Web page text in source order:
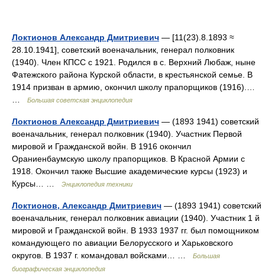
Локтионов Александр Дмитриевич — [11(23).8.1893 ≈
28.10.1941], советский военачальник, генерал полковник
(1940). Член КПСС с 1921. Родился в с. Верхний Любаж, ныне
Фатежского района Курской области, в крестьянской семье. В
1914 призван в армию, окончил школу прапорщиков (1916).…
Большая советская энциклопедия
Локтионов Александр Дмитриевич — (1893 1941) советский
военачальник, генерал полковник (1940). Участник Первой
мировой и Гражданской войн. В 1916 окончил
Ораниенбаумскую школу прапорщиков. В Красной Армии с
1918. Окончил также Высшие академические курсы (1923) и
Курсы… …
Энциклопедия техники
Локтионов, Александр Дмитриевич — (1893 1941) советский
военачальник, генерал полковник авиации (1940). Участник 1 й
мировой и Гражданской войн. В 1933 1937 гг. был помощником
командующего по авиации Белорусского и Харьковского
округов. В 1937 г. командовал войсками… …
Большая
биографическая энциклопедия